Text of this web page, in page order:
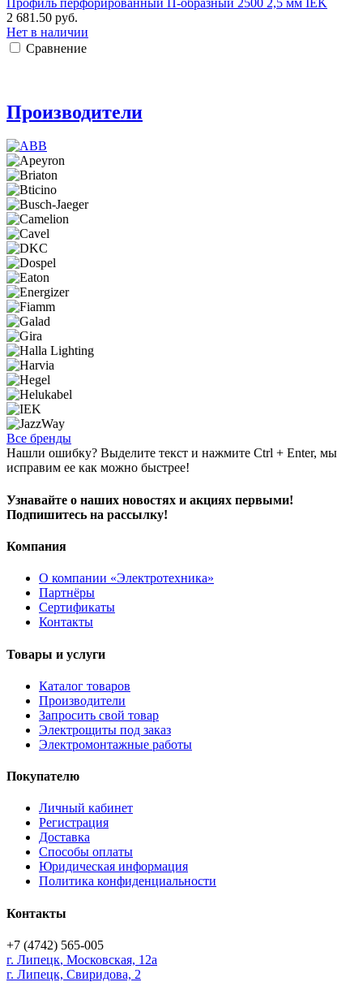
2 681.50 руб.
Нет в наличии
Сравнение
Производители
Все бренды
Нашли ошибку? Выделите текст и нажмите Ctrl + Enter, мы
исправим ее как можно быстрее!
Узнавайте о наших новостях и акциях первыми!
Подпишитесь на рассылку!
Компания
О компании «Электротехника»
Партнёры
Сертификаты
Контакты
Товары и услуги
Каталог товаров
Производители
Запросить свой товар
Электрощиты под заказ
Электромонтажные работы
Покупателю
Личный кабинет
Регистрация
Доставка
Способы оплаты
Юридическая информация
Политика конфиденциальности
Контакты
+7 (4742) 565-005
г. Липецк, Московская, 12а
г. Липецк, Свиридова, 2